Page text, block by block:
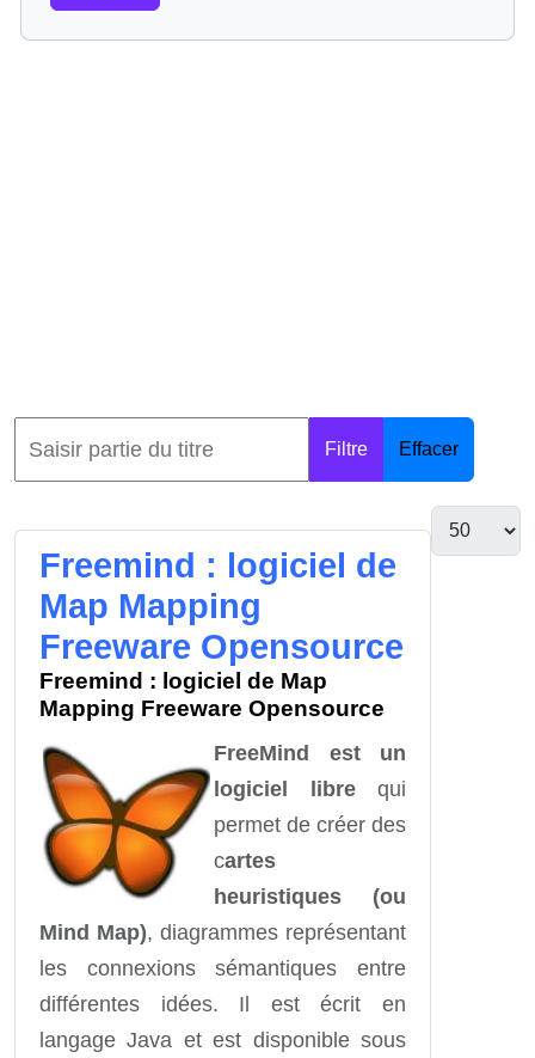
Filtre Effacer
Freemind : logiciel de
Map Mapping
Freeware Opensource
Freemind : logiciel de Map
Mapping Freeware Opensource
FreeMind est un
logiciel librequi
permet de créer des
cartes
heuristiques (ou
Mind Map), diagrammes représentant
les connexions sémantiques entre
différentes idées. Il est écrit en
langage Java et est disponible sous